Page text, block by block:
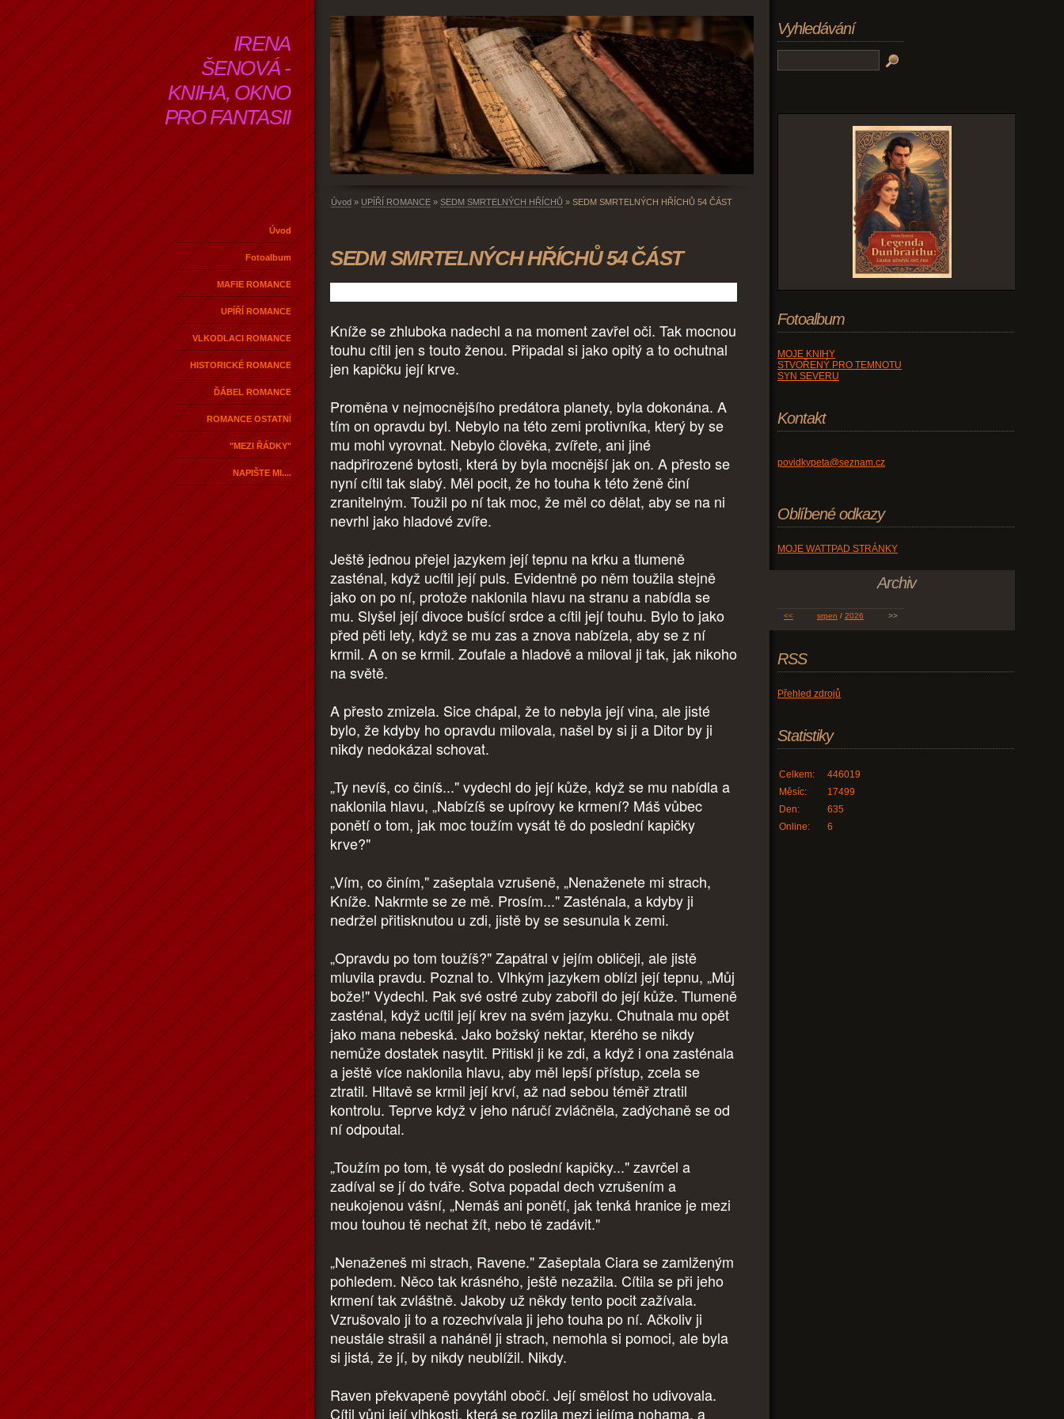
IRENA
ŠENOVÁ -
KNIHA, OKNO
PRO FANTASII
Úvod
Fotoalbum
MAFIE ROMANCE
UPÍŘÍ ROMANCE
VLKODLACI ROMANCE
HISTORICKÉ ROMANCE
ĎÁBEL ROMANCE
ROMANCE OSTATNÍ
"MEZI ŘÁDKY"
NAPIŠTE MI....
Úvod » UPÍŘÍ ROMANCE » SEDM SMRTELNÝCH HŘÍCHŮ » SEDM SMRTELNÝCH HŘÍCHŮ 54 ČÁST
SEDM SMRTELNÝCH HŘÍCHŮ 54 ČÁST
Kníže se zhluboka nadechl a na moment zavřel oči. Tak mocnou
touhu cítil jen s touto ženou. Připadal si jako opitý a to ochutnal
jen kapičku její krve.
Proměna v nejmocnějšího predátora planety, byla dokonána. A
tím on opravdu byl. Nebylo na této zemi protivníka, který by se
mu mohl vyrovnat. Nebylo člověka, zvířete, ani jiné
nadpřirozené bytosti, která by byla mocnější jak on. A přesto se
nyní cítil tak slabý. Měl pocit, že ho touha k této ženě činí
zranitelným. Toužil po ní tak moc, že měl co dělat, aby se na ni
nevrhl jako hladové zvíře.
Ještě jednou přejel jazykem její tepnu na krku a tlumeně
zasténal, když ucítil její puls. Evidentně po něm toužila stejně
jako on po ní, protože naklonila hlavu na stranu a nabídla se
mu. Slyšel její divoce bušící srdce a cítil její touhu. Bylo to jako
před pěti lety, když se mu zas a znova nabízela, aby se z ní
krmil. A on se krmil. Zoufale a hladově a miloval ji tak, jak nikoho
na světě.
A přesto zmizela. Sice chápal, že to nebyla její vina, ale jisté
bylo, že kdyby ho opravdu milovala, našel by si ji a Ditor by ji
nikdy nedokázal schovat.
„Ty nevíš, co činíš..." vydechl do její kůže, když se mu nabídla a
naklonila hlavu, „Nabízíš se upírovy ke krmení? Máš vůbec
ponětí o tom, jak moc toužím vysát tě do poslední kapičky
krve?"
„Vím, co činím," zašeptala vzrušeně, „Nenaženete mi strach,
Kníže. Nakrmte se ze mě. Prosím..." Zasténala, a kdyby ji
nedržel přitisknutou u zdi, jistě by se sesunula k zemi.
„Opravdu po tom toužíš?" Zapátral v jejím obličeji, ale jistě
mluvila pravdu. Poznal to. Vlhkým jazykem oblízl její tepnu, „Můj
bože!" Vydechl. Pak své ostré zuby zabořil do její kůže. Tlumeně
zasténal, když ucítil její krev na svém jazyku. Chutnala mu opět
jako mana nebeská. Jako božský nektar, kterého se nikdy
nemůže dostatek nasytit. Přitiskl ji ke zdi, a když i ona zasténala
a ještě více naklonila hlavu, aby měl lepší přístup, zcela se
ztratil. Hltavě se krmil její krví, až nad sebou téměř ztratil
kontrolu. Teprve když v jeho náručí zvláčněla, zadýchaně se od
ní odpoutal.
„Toužím po tom, tě vysát do poslední kapičky..." zavrčel a
zadíval se jí do tváře. Sotva popadal dech vzrušením a
neukojenou vášní, „Nemáš ani ponětí, jak tenká hranice je mezi
mou touhou tě nechat žít, nebo tě zadávit."
„Nenaženeš mi strach, Ravene." Zašeptala Ciara se zamlženým
pohledem. Něco tak krásného, ještě nezažila. Cítila se při jeho
krmení tak zvláštně. Jakoby už někdy tento pocit zažívala.
Vzrušovalo ji to a rozechvívala ji jeho touha po ní. Ačkoliv ji
neustále strašil a naháněl ji strach, nemohla si pomoci, ale byla
si jistá, že jí, by nikdy neublížil. Nikdy.
Raven překvapeně povytáhl obočí. Její smělost ho udivovala.
Cítil vůni její vlhkosti, která se rozlila mezi jejíma nohama, a
Vyhledávání
Fotoalbum
MOJE KNIHY
STVOŘENÝ PRO TEMNOTU
SYN SEVERU
Kontakt
povidkypeta@seznam.cz
Oblíbené odkazy
MOJE WATTPAD STRÁNKY
Archiv
<< srpen / 2026 >>
RSS
Přehled zdrojů
Statistiky
Online: 6
Celkem:
446019
Měsíc:
17499
Den:
635